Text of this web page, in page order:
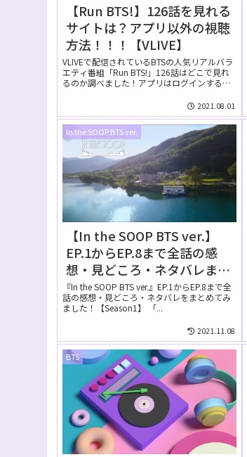
【Run BTS!】126話を見れる
サイトは？アプリ以外の視聴
方法！！！【VLIVE】
VLIVEで配信されているBTSの人気リアルバラ
エティ番組「Run BTS!」126話はどこで見れ
るのか調べました！アプリはログインするの
2021.08.01
In the SOOP BTS ver.
【In the SOOP BTS ver.】
EP.1からEP.8まで全話の感
想・見どころ・ネタバレまと
め【Season1】
『In the SOOP BTS ver.』EP.1からEP.8まで全
話の感想・見どころ・ネタバレをまとめてみ
ました！【Season1】 「...
2021.11.08
BTS